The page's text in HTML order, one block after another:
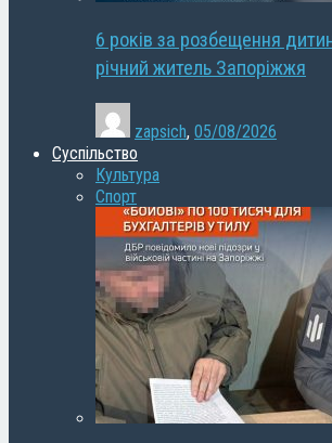
6 років за розбещення
річний житель Запоріжжя
zapsich, 05/08/2026
Суспільство
Культура
Спорт